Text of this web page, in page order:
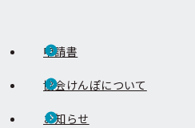
申請書
協会けんぽについて
お知らせ